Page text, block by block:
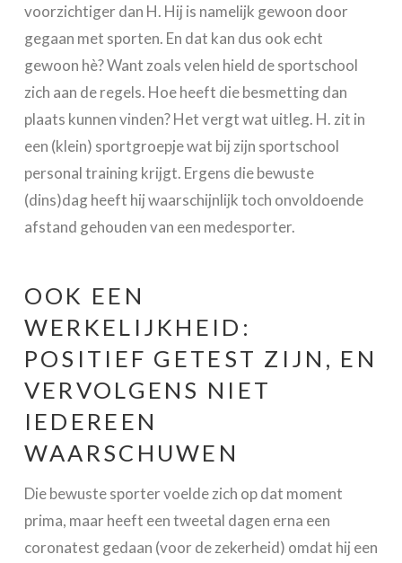
voorzichtiger dan H. Hij is namelijk gewoon door
gegaan met sporten. En dat kan dus ook echt
gewoon hè? Want zoals velen hield de sportschool
zich aan de regels. Hoe heeft die besmetting dan
plaats kunnen vinden? Het vergt wat uitleg. H. zit in
een (klein) sportgroepje wat bij zijn sportschool
personal training krijgt. Ergens die bewuste
(dins)dag heeft hij waarschijnlijk toch onvoldoende
afstand gehouden van een medesporter.
OOK EEN
WERKELIJKHEID:
POSITIEF GETEST ZIJN, EN
VERVOLGENS NIET
IEDEREEN
WAARSCHUWEN
Die bewuste sporter voelde zich op dat moment
prima, maar heeft een tweetal dagen erna een
coronatest gedaan (voor de zekerheid) omdat hij een